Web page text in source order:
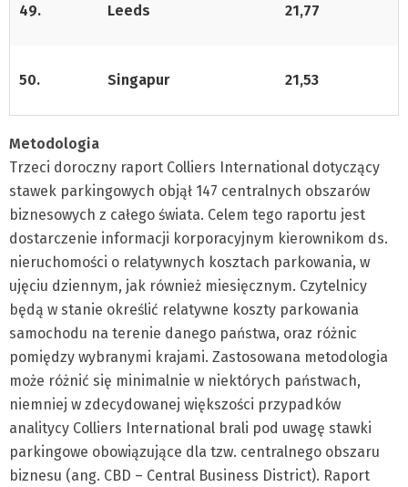
49. Leeds 21,77
50. Singapur 21,53
Metodologia
Trzeci doroczny raport Colliers International dotyczący
stawek parkingowych objął 147 centralnych obszarów
biznesowych z całego świata. Celem tego raportu jest
dostarczenie informacji korporacyjnym kierownikom ds.
nieruchomości o relatywnych kosztach parkowania, w
ujęciu dziennym, jak również miesięcznym. Czytelnicy
będą w stanie określić relatywne koszty parkowania
samochodu na terenie danego państwa, oraz różnic
pomiędzy wybranymi krajami. Zastosowana metodologia
może różnić się minimalnie w niektórych państwach,
niemniej w zdecydowanej większości przypadków
analitycy Colliers International brali pod uwagę stawki
parkingowe obowiązujące dla tzw. centralnego obszaru
biznesu (ang. CBD – Central Business District). Raport